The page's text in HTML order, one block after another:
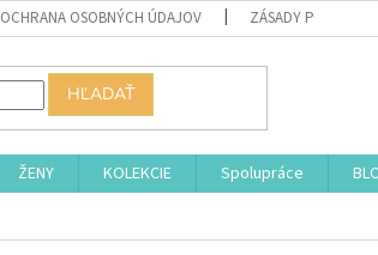
OCHRANA OSOBNÝCH ÚDAJOV ZÁSADY
HĽADAŤ
ŽENY KOLEKCIE Spolupráce